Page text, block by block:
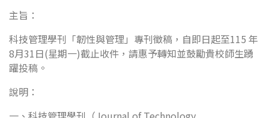
主旨：
科技管理學刊「韌性與管理」專刊徵稿，自即日起至115 年
8月31日(星期一)截止收件，請惠予轉知並鼓勵貴校師生踴
躍投稿。
說明：